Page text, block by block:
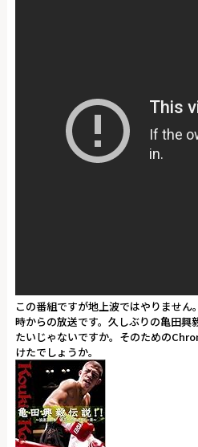
この番組ですが地上波ではやりませ
時からの放送です。久しぶりの亀田興
たいじゃないですか。そのための
けたでしょうか。